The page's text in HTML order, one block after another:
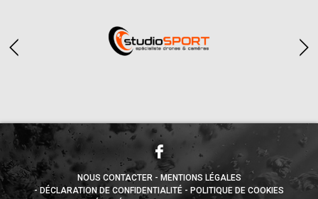
NOUS CONTACTER
MENTIONS LÉGALES
DÉCLARATION DE CONFIDENTIALITÉ
POLITIQUE DE COOKIES